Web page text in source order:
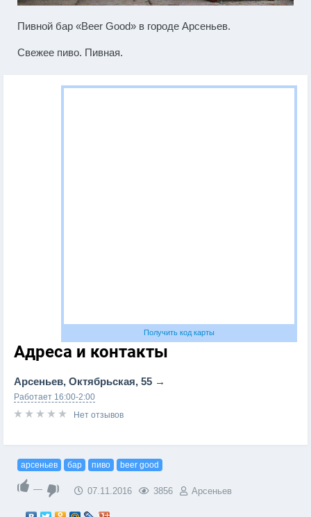
Пивной бар «Beer Good» в городе Арсеньев.
Свежее пиво. Пивная.
Получить код карты
Адреса и контакты
Арсеньев, Октябрьская, 55
Работает 16:00-2:00
Нет отзывов
арсеньев бар пиво beer good
— 07.11.2016 3856 Арсеньев